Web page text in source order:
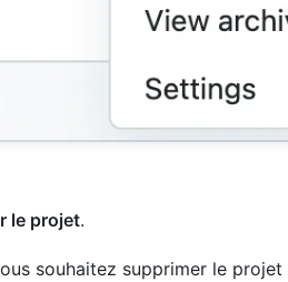
le projet.
souhaitez supprimer le